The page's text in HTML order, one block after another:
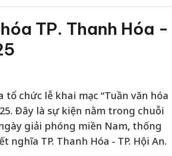
TP. Thanh Hóa -
chức lễ khai mạc “Tuần văn hóa
Đây là sự kiện nằm trong chuỗi
giải phóng miền Nam, thống
TP. Thanh Hóa - TP. Hội An.